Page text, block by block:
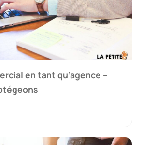
en tant qu’agence –